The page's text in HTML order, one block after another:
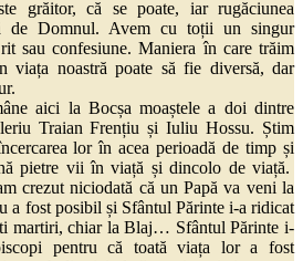
grăitor, că se poate, iar rugăciunea
de Domnul. Avem cu toții un singur
sau confesiune. Maniera în care trăim
viața noastră poate să fie diversă, dar
aici la Bocșa moaștele a doi dintre
Traian Frențiu și Iuliu Hossu. Știm
lor în acea perioadă de timp și
pietre vii în viață și dincolo de viață.
crezut niciodată că un Papă va veni la
a fost posibil și Sfântul Părinte i-a ridicat
martiri, chiar la Blaj… Sfântul Părinte i-
pentru că toată viața lor a fost